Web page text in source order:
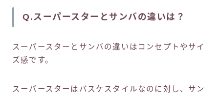
Q.スーパースターとサンバの違いは？
スーパースターとサンバの違いはコンセプトやサイ
ズ感です。
スーパースターはバスケスタイルなのに対し、サン